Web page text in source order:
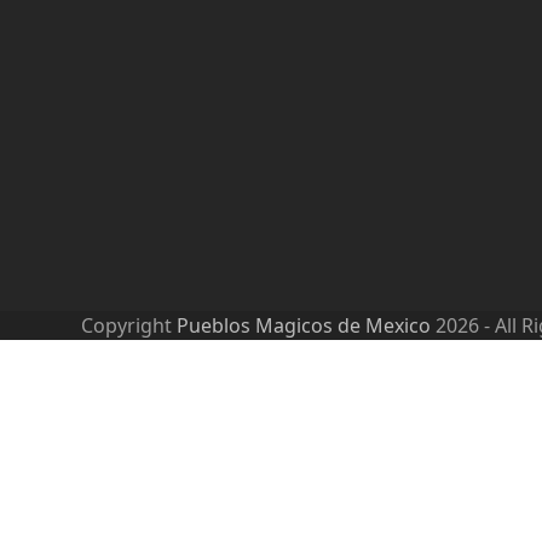
Copyright Pueblos Magicos de Mexico 2026 - All